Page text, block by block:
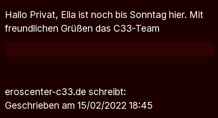
Hallo Privat, Ella ist noch bis Sonntag hier. Mit
freundlichen Grüßen das C33-Team
eroscenter-c33.de schreibt:
Geschrieben am 15/02/2022 18:45